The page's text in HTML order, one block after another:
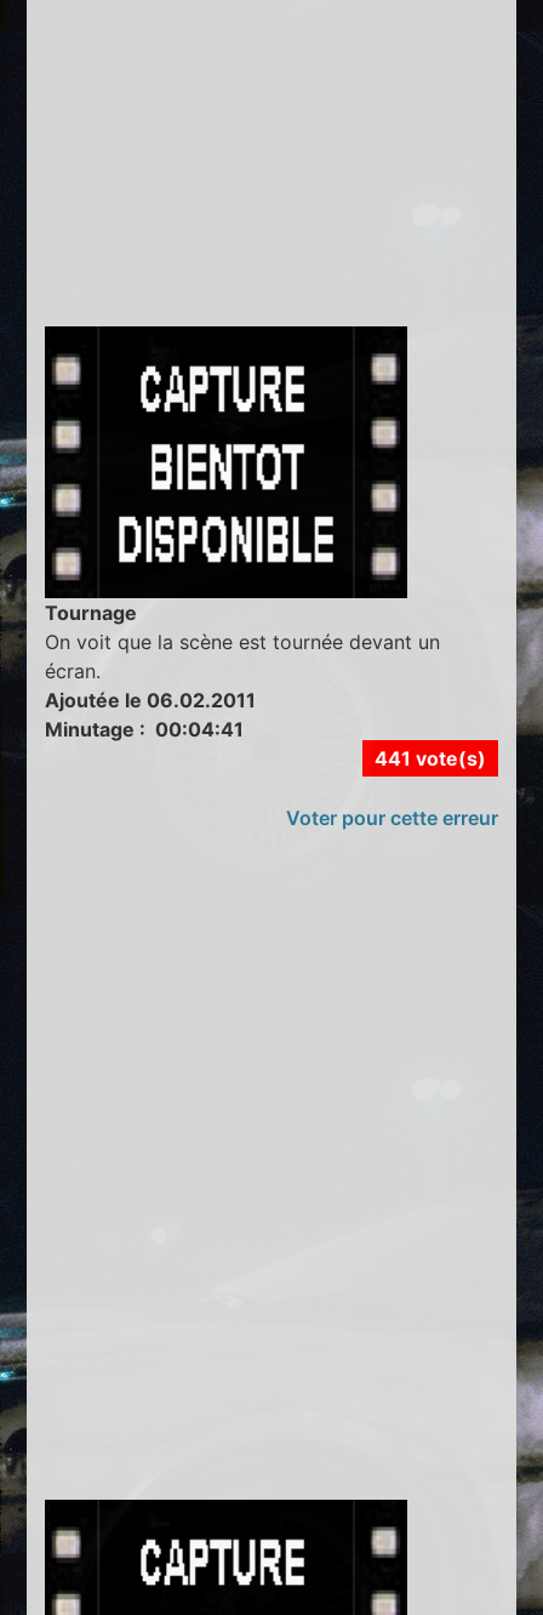
Tournage
On voit que la scène est tournée devant un
écran.
Ajoutée le 06.02.2011
Minutage : 00:04:41
441 vote(s)
Voter pour cette erreur